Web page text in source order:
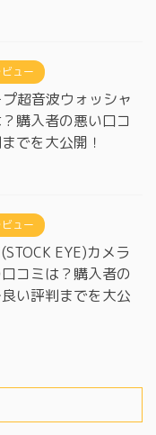
ュー
超音波ウォッシャ
購入者の悪い口コ
でを大公開！
ュー
EYE)カメラ
コミは？購入者の
い評判までを大公